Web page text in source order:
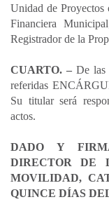
Unidad de
Financiera
Registrador de la
CUARTO. – De las
referidas
Su titular será
actos.
DADO Y
DIRECTOR DE
MOVILIDAD,
QUINCE DÍAS